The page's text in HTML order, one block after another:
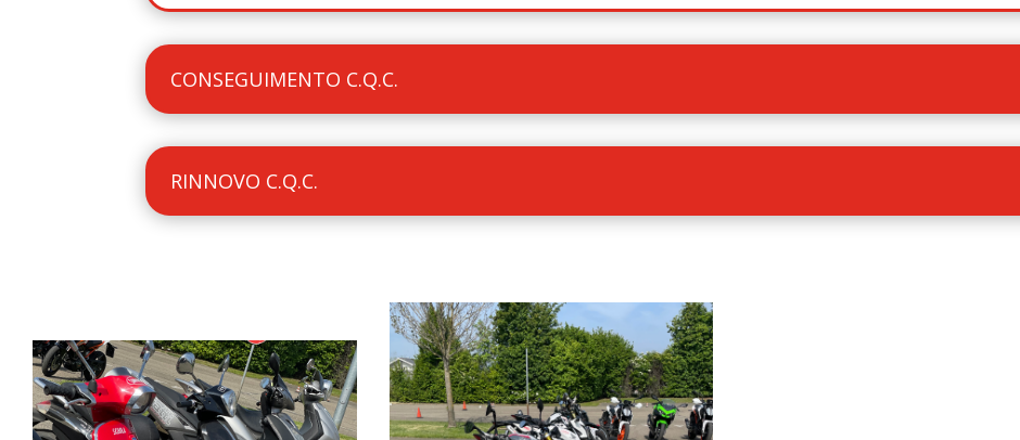
CONSEGUIMENTO C.Q.C.
RINNOVO C.Q.C.